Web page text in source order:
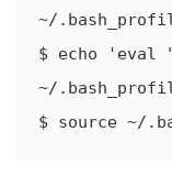
~/
$ echo
~/
$ source ~/